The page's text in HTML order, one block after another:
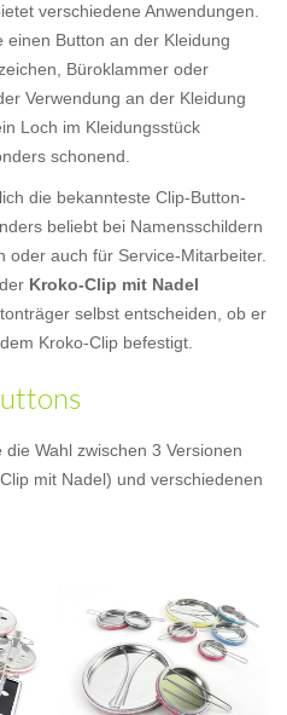
verschiedene Anwendungen.
einen Button an der Kleidung
Büroklammer oder
Verwendung an der Kleidung
Loch im Kleidungsstück
schonend.
die bekannteste Clip-Button-
beliebt bei Namensschildern
oder auch für Service-Mitarbeiter.
Kroko-Clip mit Nadel
selbst entscheiden, ob er
Kroko-Clip befestigt.
Wahl zwischen 3 Versionen
mit Nadel) und verschiedenen